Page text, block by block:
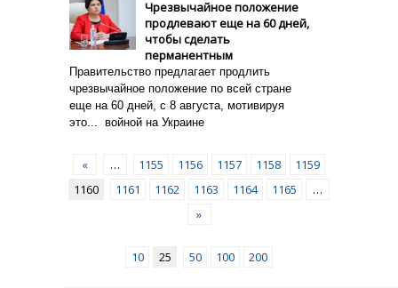
Чрезвычайное положение
продлевают еще на 60 дней,
чтобы сделать
перманентным
Правительство предлагает продлить
чрезвычайное положение по всей стране
еще на 60 дней, с 8 августа, мотивируя
это... войной на Украине
« … 1155 1156 1157 1158
1159
1160
1161 1162 1163 1164 1165
…
»
10 25 50 100 200